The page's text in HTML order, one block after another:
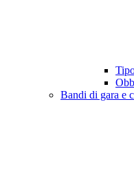
Bandi di gara e